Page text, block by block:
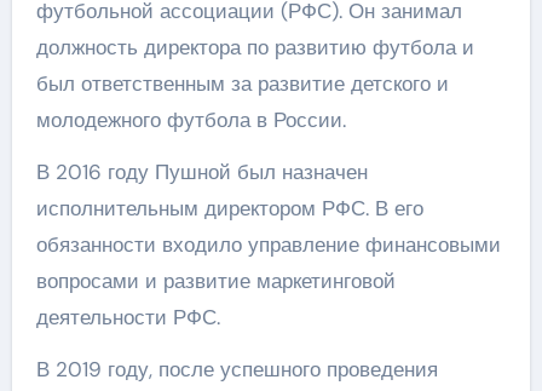
футбольной ассоциации (РФС). Он занимал
должность директора по развитию футбола и
был ответственным за развитие детского и
молодежного футбола в России.
В 2016 году Пушной был назначен
исполнительным директором РФС. В его
обязанности входило управление финансовыми
вопросами и развитие маркетинговой
деятельности РФС.
В 2019 году, после успешного проведения